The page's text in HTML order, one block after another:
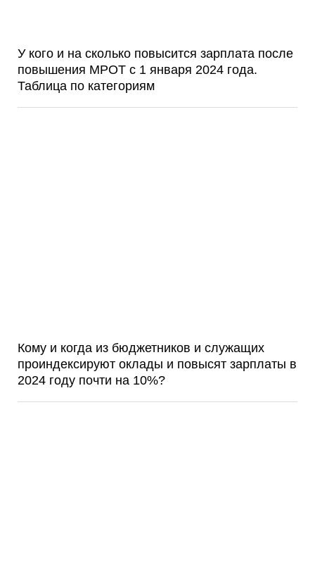
У кого и на сколько повысится зарплата после
повышения МРОТ с 1 января 2024 года.
Таблица по категориям
Кому и когда из бюджетников и служащих
проиндексируют оклады и повысят зарплаты в
2024 году почти на 10%?